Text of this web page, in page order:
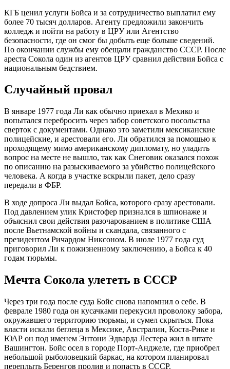
КГБ ценил услуги Бойса и за сотрудничество выплатил ему
более 70 тысяч долларов. Агенту предложили закончить
колледж и пойти на работу в ЦРУ или Агентство
безопасности, где он смог бы добыть еще больше сведений.
По окончании службы ему обещали гражданство СССР. После
ареста Сокола один из агентов ЦРУ сравнил действия Бойса с
национальным бедствием.
Случайный провал
В январе 1977 года Ли как обычно приехал в Мехико и
попытался перебросить через забор советского посольства
сверток с документами. Однако это заметили мексиканские
полицейские, и арестовали его. Ли обратился за помощью к
проходящему мимо американскому дипломату, но уладить
вопрос на месте не вышло, так как Снеговик оказался похож
по описанию на разыскиваемого за убийство полицейского
человека. А когда в участке вскрыли пакет, дело сразу
передали в ФБР.
В ходе допроса Ли выдал Бойса, которого сразу арестовали.
Под давлением улик Кристофер признался в шпионаже и
объяснил свои действия разочарованием в политике США
после Вьетнамской войны и скандала, связанного с
президентом Ричардом Никсоном. В июле 1977 года суд
приговорил Ли к пожизненному заключению, а Бойса к 40
годам тюрьмы.
Мечта Сокола улететь в СССР
Через три года после суда Бойс снова напомнил о себе. В
феврале 1980 года он кусачками перекусил проволоку забора,
окружавшего территорию тюрьмы, и сумел скрыться. Пока
власти искали беглеца в Мексике, Австралии, Коста-Рике и
ЮАР он под именем Энтони Эдварда Лестера жил в штате
Вашингтон. Бойс осел в городе Порт-Анджеле, где приобрел
небольшой рыболовецкий баркас, на котором планировал
переплыть Беренгов пролив и попасть в СССР.